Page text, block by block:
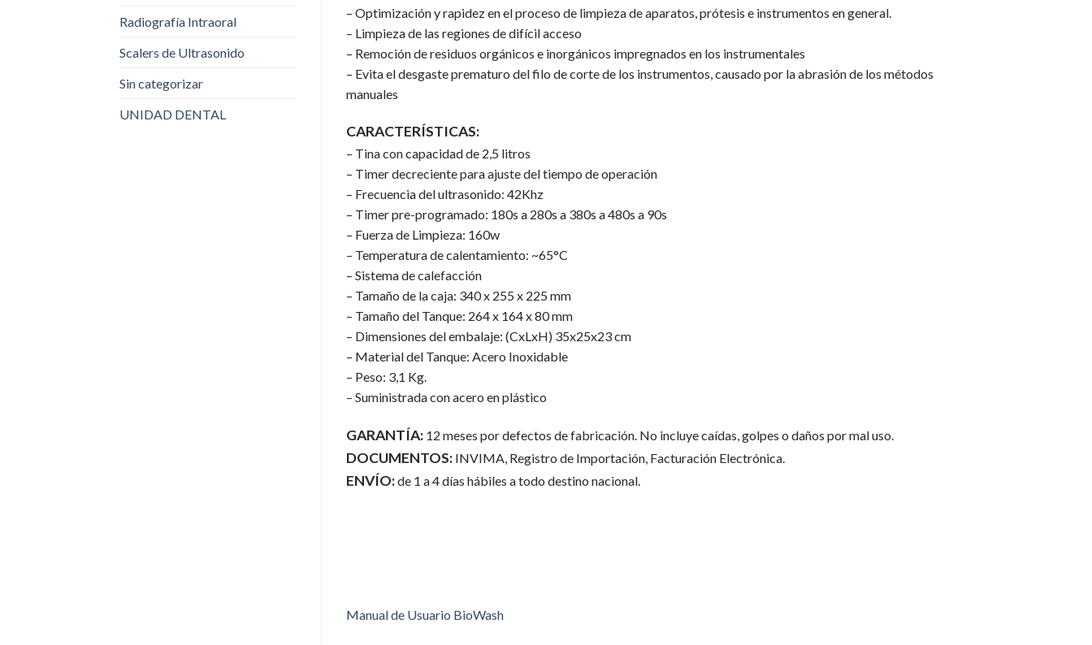
Radiografía Intraoral
Scalers de Ultrasonido
Sin categorizar
UNIDAD DENTAL
– Optimización y rapidez en el proceso de limpieza de aparatos, prótesis e instrumentos en general.
– Limpieza de las regiones de difícil acceso
– Remoción de residuos orgánicos e inorgánicos impregnados en los instrumentales
– Evita el desgaste prematuro del filo de corte de los instrumentos, causado por la abrasión de los métodos
manuales
CARACTERÍSTICAS:
– Tina con capacidad de 2,5 litros
– Timer decreciente para ajuste del tiempo de operación
– Frecuencia del ultrasonido: 42Khz
– Timer pre-programado: 180s a 280s a 380s a 480s a 90s
– Fuerza de Limpieza: 160w
– Temperatura de calentamiento: ~65°C
– Sistema de calefacción
– Tamaño de la caja: 340 x 255 x 225 mm
– Tamaño del Tanque: 264 x 164 x 80 mm
– Dimensiones del embalaje: (CxLxH) 35x25x23 cm
– Material del Tanque: Acero Inoxidable
– Peso: 3,1 Kg.
– Suministrada con acero en plástico
GARANTÍA: 12 meses por defectos de fabricación. No incluye caídas, golpes o daños por mal uso.
DOCUMENTOS: INVIMA, Registro de Importación, Facturación Electrónica.
ENVÍO:de 1 a 4 días hábiles a todo destino nacional.
Manual de Usuario BioWash